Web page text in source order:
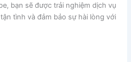
bạn sẽ được trải nghiệm dịch vụ
tình và đảm bảo sự hài lòng với